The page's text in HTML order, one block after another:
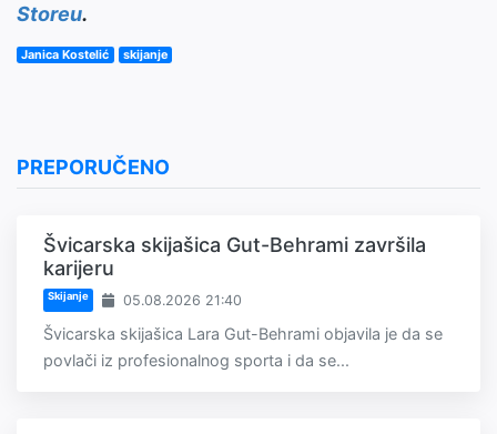
Storeu.
Janica Kostelić skijanje
PREPORUČENO
Švicarska skijašica Gut-Behrami završila
karijeru
Skijanje 05.08.2026 21:40
Švicarska skijašica Lara Gut-Behrami objavila je da se
povlači iz profesionalnog sporta i da se...